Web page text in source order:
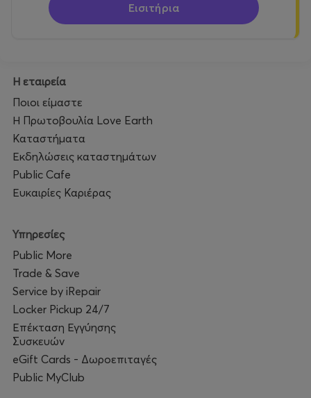
Εισιτήρια
Η εταιρεία
Ποιοι είμαστε
Η Πρωτοβουλία Love Earth
Καταστήματα
Εκδηλώσεις καταστημάτων
Public Cafe
Ευκαιρίες Καριέρας
Υπηρεσίες
Public More
Trade & Save
Service by iRepair
Locker Pickup 24/7
Επέκταση Εγγύησης
Συσκευών
eGift Cards - Δωροεπιταγές
Public MyClub